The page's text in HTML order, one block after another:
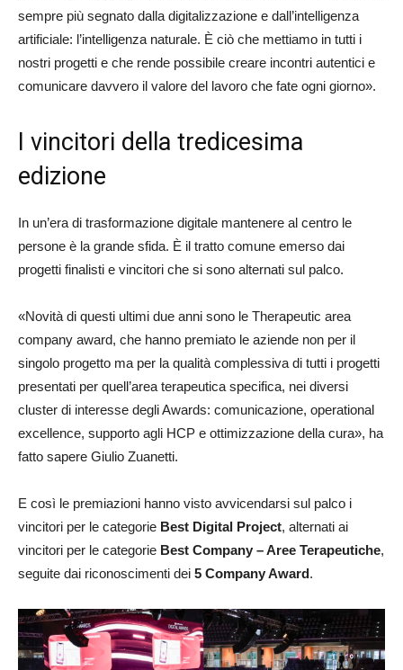
sempre più segnato dalla digitalizzazione e dall’intelligenza
artificiale: l’intelligenza naturale. È ciò che mettiamo in tutti i
nostri progetti e che rende possibile creare incontri autentici e
comunicare davvero il valore del lavoro che fate ogni giorno».
I vincitori della tredicesima
edizione
In un’era di trasformazione digitale mantenere al centro le
persone è la grande sfida. È il tratto comune emerso dai
progetti finalisti e vincitori che si sono alternati sul palco.
«Novità di questi ultimi due anni sono le Therapeutic area
company award, che hanno premiato le aziende non per il
singolo progetto ma per la qualità complessiva di tutti i progetti
presentati per quell’area terapeutica specifica, nei diversi
cluster di interesse degli Awards: comunicazione, operational
excellence, supporto agli HCP e ottimizzazione della cura», ha
fatto sapere Giulio Zuanetti.
E così le premiazioni hanno visto avvicendarsi sul palco i
vincitori per le categorie Best Digital Project, alternati ai
vincitori per le categorie Best Company – Aree Terapeutiche,
seguite dai riconoscimenti dei 5 Company Award.